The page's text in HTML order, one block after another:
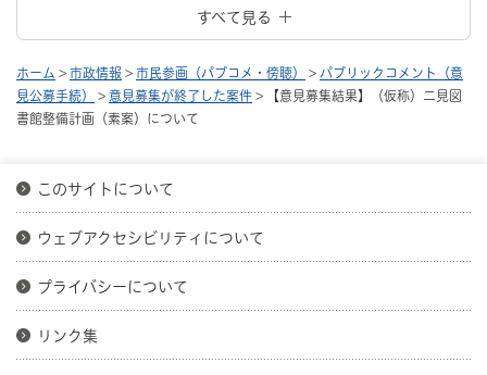
すべて見る
ホーム > 市政情報 > 市民参画（パブコメ・傍聴） > パブリックコメント（意
見公募手続）
> 意見募集が終了した案件 > 【意見募集結果】（仮称）二見図
書館整備計画（素案）について
このサイトについて
ウェブアクセシビリティについて
プライバシーについて
リンク集